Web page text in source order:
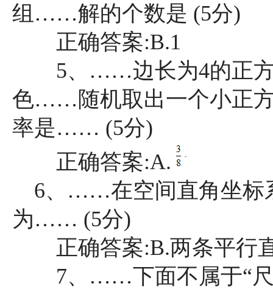
组……解的个数是 (5分)
正确答案:B.1
5、……边长为4的正方
色……随机取出一个小正
率是…… (5分)
正确答案:A.
6、……在空间直角坐标
为…… (5分)
正确答案:B.两条平行
7、……下面不属于“